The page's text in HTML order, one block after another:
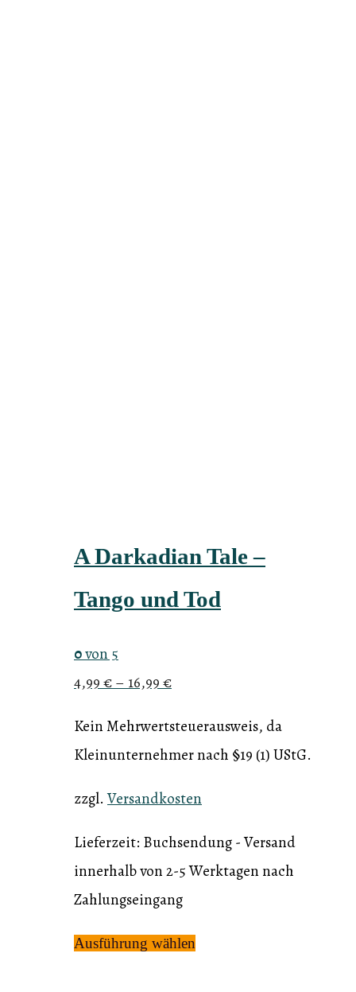
A Darkadian Tale –
Tango und Tod
0von 5
4,99€– 16,99€
Kein Mehrwertsteuerausweis, da
Kleinunternehmer nach §19 (1) UStG.
zzgl.Versandkosten
Lieferzeit: Buchsendung - Versand
innerhalb von 2-5 Werktagen nach
Zahlungseingang
Ausführung wählen